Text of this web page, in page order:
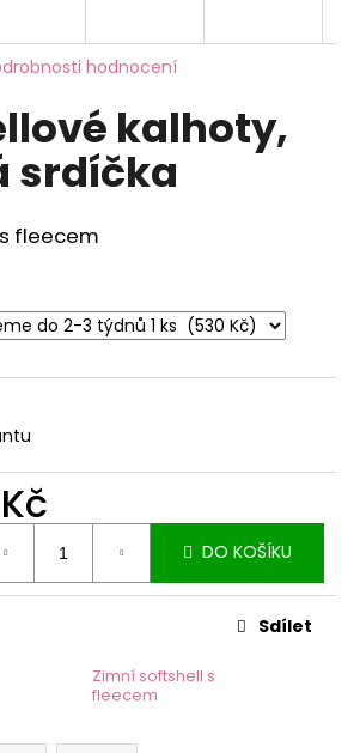
hodnocení
kalhoty,
srdíčka
fleecem
DO KOŠÍKU
Zimní softshell s
fleecem
Sdílet